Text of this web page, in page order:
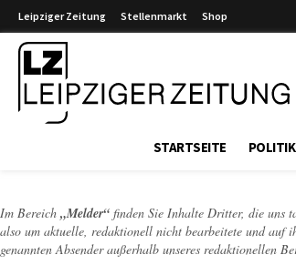
Leipziger Zeitung Stellenmarkt Shop
STARTSEITE POLITIK
Im Bereich „Melder“ finden Sie Inhalte Dritter, die uns
also um aktuelle, redaktionell nicht bearbeitete und auf
genannten Absender außerhalb unseres redaktionellen